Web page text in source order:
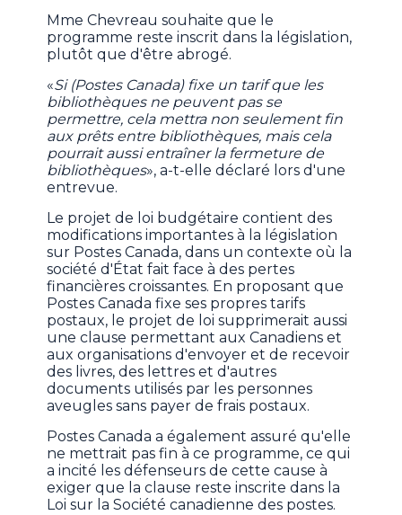
Mme Chevreau souhaite que le
programme reste inscrit dans la législation,
plutôt que d'être abrogé.
«Si (Postes Canada) fixe un tarif que les
bibliothèques ne peuvent pas se
permettre, cela mettra non seulement fin
aux prêts entre bibliothèques, mais cela
pourrait aussi entraîner la fermeture de
bibliothèques», a-t-elle déclaré lors d'une
entrevue.
Le projet de loi budgétaire contient des
modifications importantes à la législation
sur Postes Canada, dans un contexte où la
société d'État fait face à des pertes
financières croissantes. En proposant que
Postes Canada fixe ses propres tarifs
postaux, le projet de loi supprimerait aussi
une clause permettant aux Canadiens et
aux organisations d'envoyer et de recevoir
des livres, des lettres et d'autres
documents utilisés par les personnes
aveugles sans payer de frais postaux.
Postes Canada a également assuré qu'elle
ne mettrait pas fin à ce programme, ce qui
a incité les défenseurs de cette cause à
exiger que la clause reste inscrite dans la
Loi sur la Société canadienne des postes.